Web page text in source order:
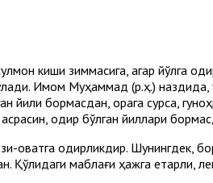
киши зиммасига, агар йўлга
Имом Муҳаммад (р.ҳ.)
йили бормасдан, орқага сурса,
қодир бўлган йиллари
қодирликдир. Шунингдек,
Қўлидаги маблағи ҳажга етарли,